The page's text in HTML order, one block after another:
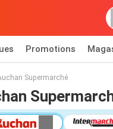
Promotions
Supermarché